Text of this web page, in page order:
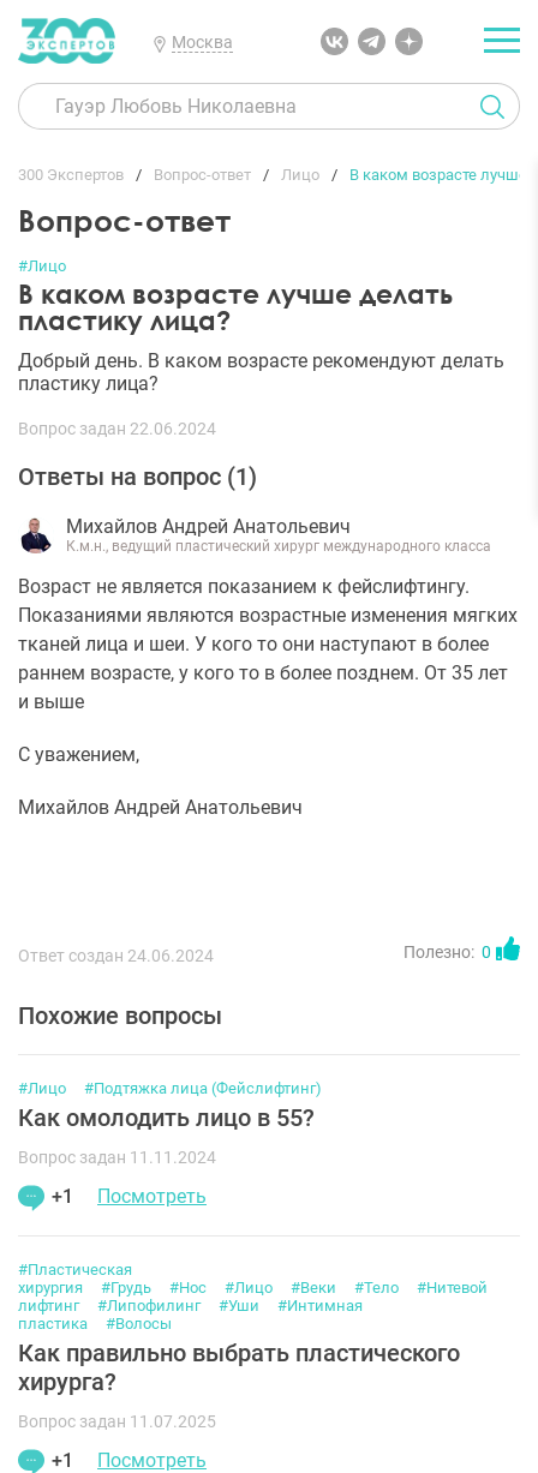
Москва
300 Экспертов Вопрос-ответ Лицо В каком возрасте лучше
Вопрос-ответ
#Лицо
В каком возрасте лучше делать
пластику лица?
Добрый день. В каком возрасте рекомендуют делать
пластику лица?
Вопрос задан 22.06.2024
Ответы на вопрос (1)
Михайлов Андрей Анатольевич
К.м.н., ведущий пластический хирург международного класса
Возраст не является показанием к фейслифтингу.
Показаниями являются возрастные изменения мягких
тканей лица и шеи. У кого то они наступают в более
раннем возрасте, у кого то в более позднем. От 35 лет
и выше
С уважением,
Михайлов Андрей Анатольевич
Ответ создан 24.06.2024 Полезно: 0
Похожие вопросы
#Лицо #Подтяжка лица (Фейслифтинг)
Как омолодить лицо в 55?
Вопрос задан 11.11.2024
+1 Посмотреть
#Пластическая
хирургия
#Грудь #Нос #Лицо #Веки #Тело
#Нитевой
лифтинг
#Липофилинг #Уши
#Интимная
пластика
#Волосы
Как правильно выбрать пластического
хирурга?
Вопрос задан 11.07.2025
+1 Посмотреть